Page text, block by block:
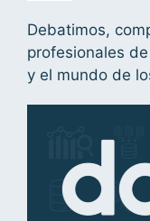
Debatimos,
profesionales
y el mundo de